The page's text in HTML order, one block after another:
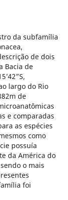
da subfamília
de dois
Bacia de
largo do Rio
de
e comparadas
as espécies
como
possuía
da América do
o mais
foi